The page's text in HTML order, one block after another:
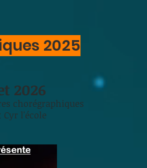
2025
2026
chorégraphiques
l'école